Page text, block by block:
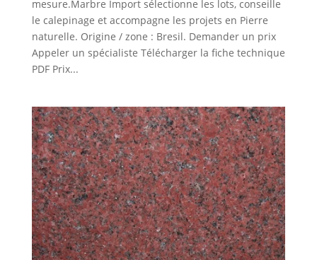
mesure.Marbre Import sélectionne les lots, conseille
le calepinage et accompagne les projets en Pierre
naturelle. Origine / zone : Bresil. Demander un prix
Appeler un spécialiste Télécharger la fiche technique
PDF Prix...